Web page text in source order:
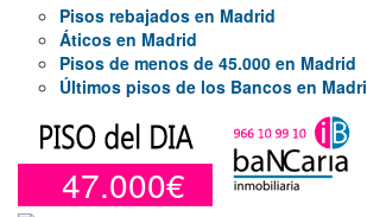
Pisos rebajados en Madrid
Áticos en Madrid
Pisos de menos de 45.000 en Madrid
Últimos pisos de los Bancos en
47.000€